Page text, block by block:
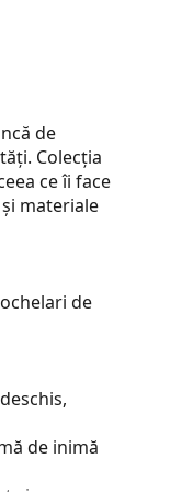
de
Colecția
ce îi face
materiale
de
de inimă